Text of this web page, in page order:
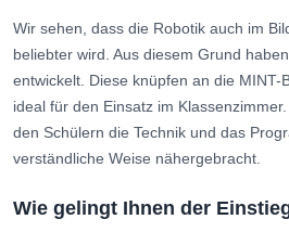
Wir sehen, dass die Robotik auch im
beliebter wird. Aus diesem Grund
entwickelt. Diese knüpfen an die MINT-
ideal für den Einsatz im
den Schülern die Technik und das
verständliche Weise nähergebracht.
Wie gelingt Ihnen der